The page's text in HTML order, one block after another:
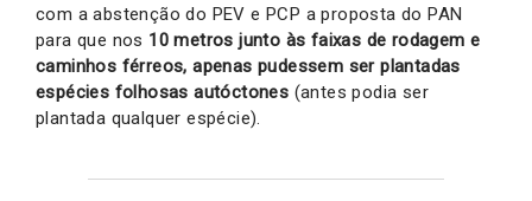
com a abstenção do PEV e PCP a proposta do PAN
para que nos 10 metros junto às faixas de rodagem e
caminhos férreos, apenas pudessem ser plantadas
espécies folhosas autóctones (antes podia ser
plantada qualquer espécie).